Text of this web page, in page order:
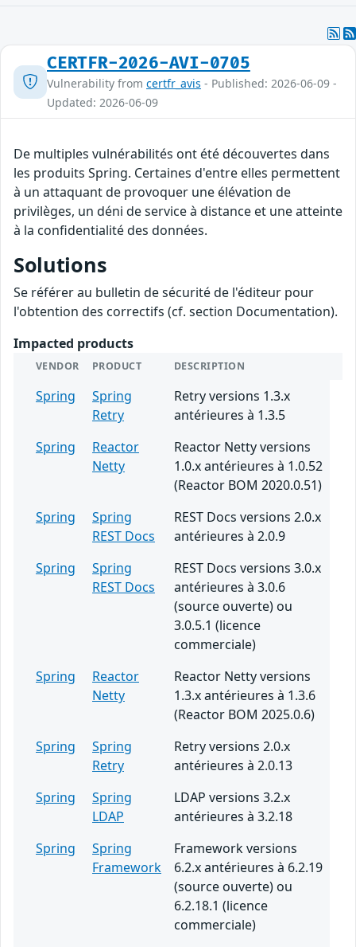
CERTFR-2026-AVI-0705
Vulnerability from certfr_avis - Published: 2026-06-09 -
Updated: 2026-06-09
De multiples vulnérabilités ont été découvertes dans
les produits Spring. Certaines d'entre elles permettent
à un attaquant de provoquer une élévation de
privilèges, un déni de service à distance et une atteinte
à la confidentialité des données.
Solutions
Se référer au bulletin de sécurité de l'éditeur pour
l'obtention des correctifs (cf. section Documentation).
Impacted products
VENDOR PRODUCT DESCRIPTION
Spring
Spring
Retry
Retry versions 1.3.x
antérieures à 1.3.5
Spring
Reactor
Netty
Reactor Netty versions
1.0.x antérieures à 1.0.52
(Reactor BOM 2020.0.51)
Spring
Spring
REST Docs
REST Docs versions 2.0.x
antérieures à 2.0.9
Spring
Spring
REST Docs
REST Docs versions 3.0.x
antérieures à 3.0.6
(source ouverte) ou
3.0.5.1 (licence
commerciale)
Spring
Reactor
Netty
Reactor Netty versions
1.3.x antérieures à 1.3.6
(Reactor BOM 2025.0.6)
Spring
Spring
Retry
Retry versions 2.0.x
antérieures à 2.0.13
Spring
Spring
LDAP
LDAP versions 3.2.x
antérieures à 3.2.18
Spring
Spring
Framework
Framework versions
6.2.x antérieures à 6.2.19
(source ouverte) ou
6.2.18.1 (licence
commerciale)